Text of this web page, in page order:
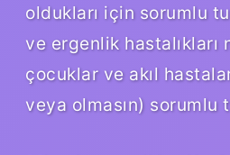
oldukları için sorumlu
ve ergenlik hastalıkları
çocuklar ve akıl
veya olmasın) sorumlu